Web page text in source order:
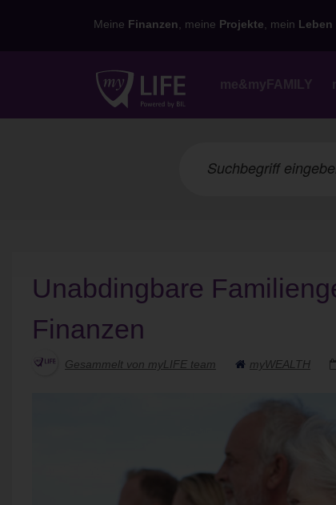
Meine Finanzen , meine Projekte , mein Leben
me&myFAMILY
Unabdingbare
Finanzen
Gesammelt von myLIFE team myWEALTH